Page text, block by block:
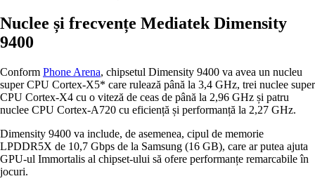
Nuclee și frecvențe Mediatek Dimensity
9400
Conform Phone Arena, chipsetul Dimensity 9400 va avea un nucleu
super CPU Cortex-X5* care rulează până la 3,4 GHz, trei nuclee super
CPU Cortex-X4 cu o viteză de ceas de până la 2,96 GHz și patru
nuclee CPU Cortex-A720 cu eficiență și performanță la 2,27 GHz.
Dimensity 9400 va include, de asemenea, cipul de memorie
LPDDR5X de 10,7 Gbps de la Samsung (16 GB), care ar putea ajuta
GPU-ul Immortalis al chipset-ului să ofere performanțe remarcabile în
jocuri.